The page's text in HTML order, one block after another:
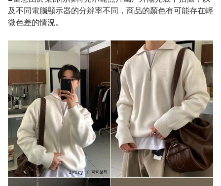
及不同電腦顯示器的分辨率不同，商品的顏色有可能存在輕
微色差的情況。